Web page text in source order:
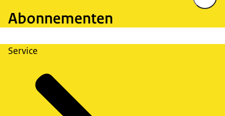
Abonnementen
Service